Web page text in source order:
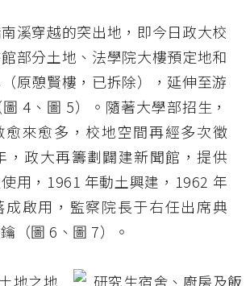
溪穿越的突出地，即今日政大校
部分土地、法學院大樓預定地和
原憩賢樓，已拆除），延伸至游
4、圖 5）。隨著大學部招生，
愈來愈多，校地空間再經多次徵
，政大再籌劃闢建新聞館，提供
用，1961 年動土興建，1962 年
成啟用，監察院長于右任出席典
（圖 6、圖 7）。